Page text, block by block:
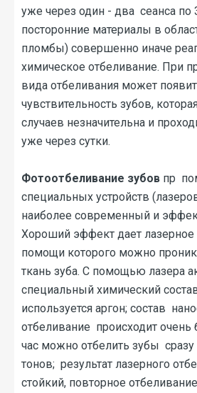
уже через один - два сеанса
посторонние материалы в
пломбы) совершенно иначе
химическое отбеливание. При
вида отбеливания может
чувствительность зубов,
случаев незначительна и
уже через сутки.
Фотоотбеливание зубов пр
специальных устройств
наиболее современный и
Хороший эффект дает лазерное
помощи которого можно
ткань зуба. С помощью лазера
специальный химический
используется аргон; состав
отбеливание происходит
час можно отбелить зубы сразу
тонов; результат лазерного
стойкий, повторное